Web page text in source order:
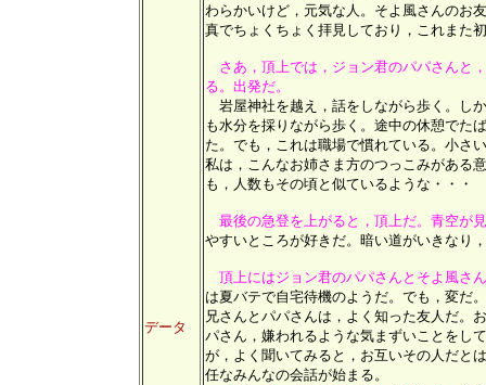
データ
わらかいけど，元気な人。そよ風さんのお
真でちょくちょく拝見しており，これまた
さあ，頂上では， ジョン君のパパさんと
る。出発だ。
岩屋神社を越え，話をしながら歩く。し
も水分を採りながら歩く。途中の休憩でた
た。でも，これは職場で慣れている。小さ
私は，こんなお姉さま方のつっこみがある
も，人数もその頃と似ているような・・・
最後の急登を上がると，頂上だ。青空が
やすいところが好きだ。暗い道がいきなり
頂上にはジョン君のパパさんとそよ風さ
は夏バテで自宅待機のようだ。でも，変だ
兄さんとパパさんは，よく知った友人だ。
パさん，嫌われるような気まずいことを
が，よく聞いてみると，お互いその人だと
任なみんなの会話が始まる。